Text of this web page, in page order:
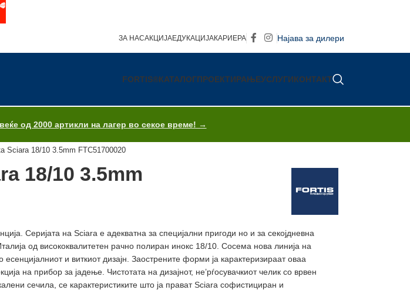
ЗА НАСАКЦИЈАЕДУКАЦИЈАКАРИЕРА Најава за дилери
FORTIS®КАТАЛОГПРОЕКТИРАЊЕУСЛУГИКОНТАКТ
од 2000 артикли на лагер во секое време! →
Sciara 18/10 3.5mm FTC51700020
18/10 3.5mm
Серијата на Sciara e адекватна за специјални пригоди но и за секојдневна
од висококвалитетен рачно полиран инокс 18/10. Сосема нова линија на
и виткиот дизајн. Заострените форми ја карактеризираат оваа
на прибор за јадење. Чистотата на дизајнот, не’рѓосувачкиот челик со врвен
сечила, се карактеристиките што ја прават Sciara софистициран и